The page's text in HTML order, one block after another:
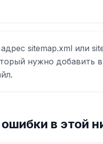
sitemap.xml или
нужно добавить в
в этой